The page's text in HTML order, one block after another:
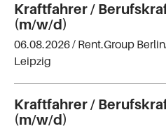
Kraftfahrer /
(m/w/d)
06.08.2026 / Rent.Group
Leipzig
Kraftfahrer /
(m/w/d)